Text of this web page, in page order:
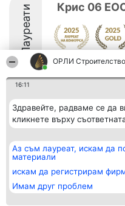
ОРЛИ Строителство
16:11
Здравейте, радваме се да
кликнете върху
Аз съм лауреат, искам да
материали
искам да регистрирам
Имам друг проблем
Лауреати Крис 06
9.2
Организатор на
класиране
Beautiful Company S.R.L.
Sus Nr. 2, Bl. A30, Sc. A, Et.
4, Ap. 13
București 53-238
CUI 36737675